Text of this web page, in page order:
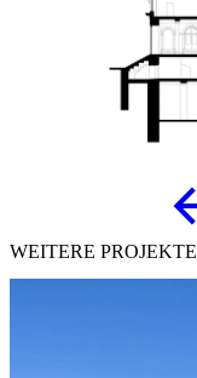
WEITERE PROJEKTE